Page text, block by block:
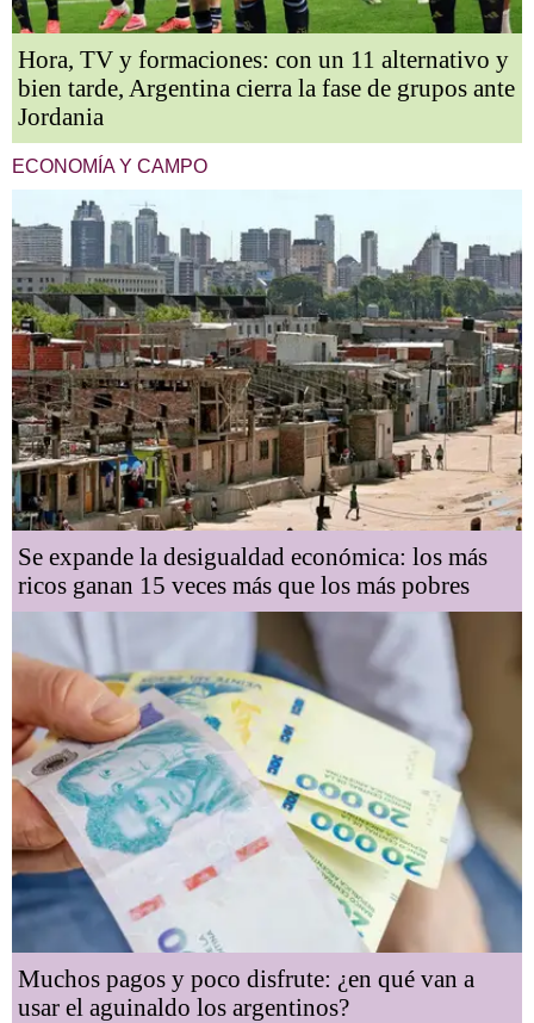
Hora, TV y formaciones: con un 11 alternativo y
bien tarde, Argentina cierra la fase de grupos ante
Jordania
ECONOMÍA Y CAMPO
Se expande la desigualdad económica: los más
ricos ganan 15 veces más que los más pobres
Muchos pagos y poco disfrute: ¿en qué van a
usar el aguinaldo los argentinos?